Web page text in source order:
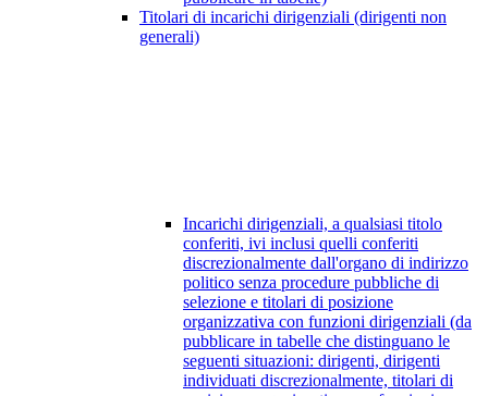
Titolari di incarichi dirigenziali (dirigenti non
generali)
Incarichi dirigenziali, a qualsiasi titolo
conferiti, ivi inclusi quelli conferiti
discrezionalmente dall'organo di indirizzo
politico senza procedure pubbliche di
selezione e titolari di posizione
organizzativa con funzioni dirigenziali (da
pubblicare in tabelle che distinguano le
seguenti situazioni: dirigenti, dirigenti
individuati discrezionalmente, titolari di